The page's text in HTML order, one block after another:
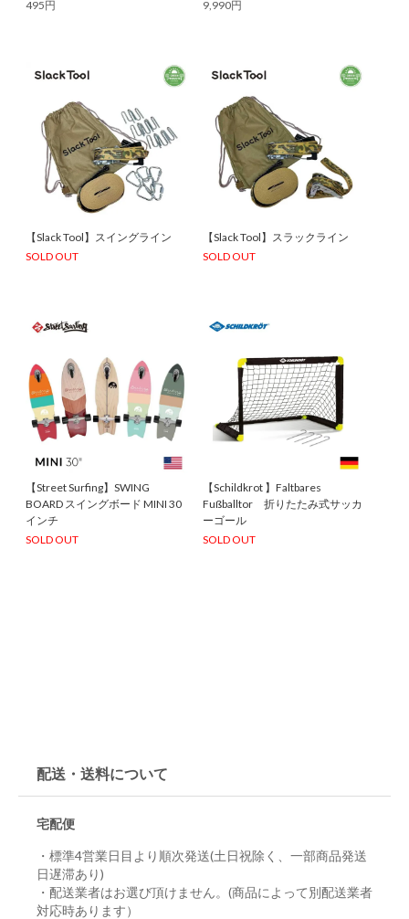
495円 9,990円
【Slack Tool】スイングライン
SOLD OUT
【Slack Tool】スラックライン
SOLD OUT
【Street Surfing】SWING
BOARD スイングボード MINI 30
インチ
SOLD OUT
【Schildkrot 】Faltbares
Fußballtor 折りたたみ式サッカ
ーゴール
SOLD OUT
配送・送料について
宅配便
・標準4営業日目より順次発送(土日祝除く、一部商品発送
日遅滞あり)
・配送業者はお選び頂けません。(商品によって別配送業者
対応時あります）